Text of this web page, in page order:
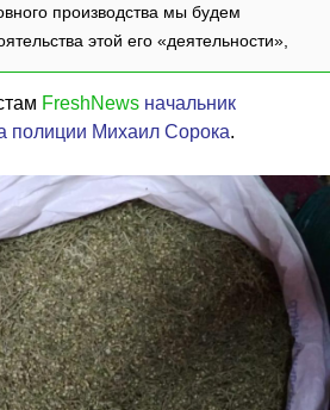
производства мы будем
этой его «деятельности»,
FreshNews начальник
полиции Михаил Сорока.